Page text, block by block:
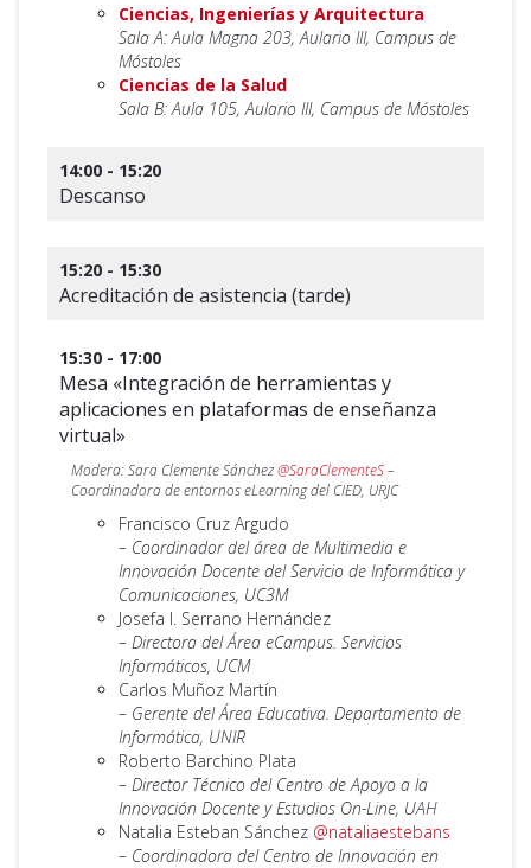
Ciencias, Ingenierías y Arquitectura
Sala A: Aula Magna 203, Aulario III, Campus de
Móstoles
Ciencias de la Salud
Sala B: Aula 105, Aulario III, Campus de Móstoles
14:00 - 15:20
Descanso
15:20 - 15:30
Acreditación de asistencia (tarde)
15:30 - 17:00
Mesa «Integración de herramientas y
aplicaciones en plataformas de enseñanza
virtual»
Modera: Sara Clemente Sánchez@SaraClementeS–
Coordinadora de entornos eLearning del CIED, URJC
Francisco Cruz Argudo
– Coordinador del área de Multimedia e
Innovación Docente del Servicio de Informática y
Comunicaciones, UC3M
Josefa I. Serrano Hernández
– Directora del Área eCampus. Servicios
Informáticos, UCM
Carlos Muñoz Martín
– Gerente del Área Educativa. Departamento de
Informática, UNIR
Roberto Barchino Plata
– Director Técnico del Centro de Apoyo a la
Innovación Docente y Estudios On-Line, UAH
Natalia Esteban Sánchez @nataliaestebans
– Coordinadora del Centro de Innovación en